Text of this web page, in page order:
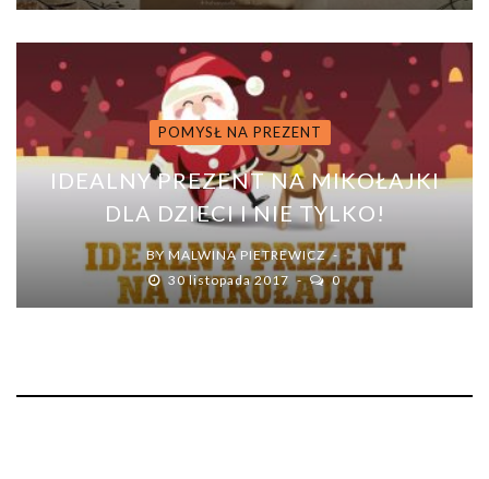
POMYSŁ NA PREZENT
IDEALNY PREZENT NA MIKOŁAJKI
DLA DZIECI I NIE TYLKO!
BYMALWINA PIETREWICZ
30 listopada 2017
0